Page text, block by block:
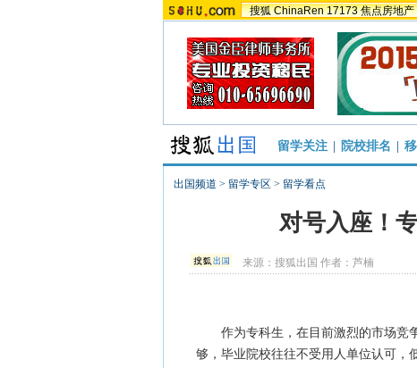
搜狐 ChinaRen 17173 焦点房地产
留学关注 院校排名
出国频道 > 留学专区 > 留学看点
对号入座！
来源：搜狐出国 作者：芦楠
作为专科生，在目前激烈的市场竞争
够，毕业院校往往不受用人单位认可，